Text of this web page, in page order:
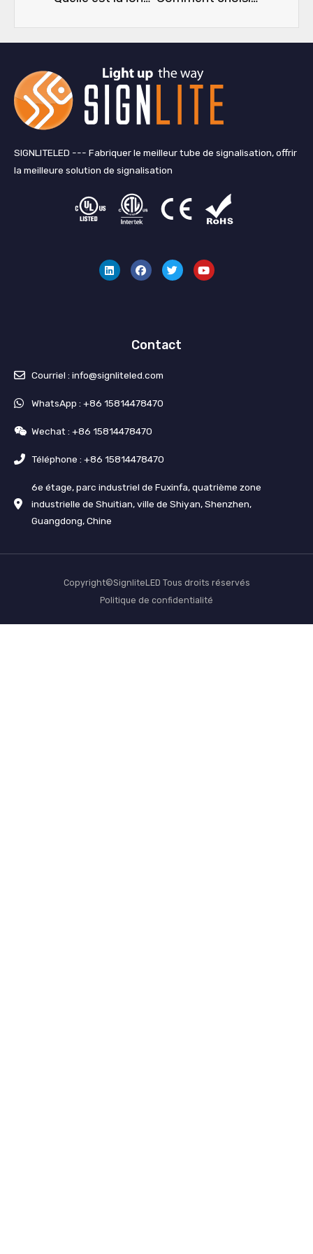
SIGNLITELED --- Fabriquer le meilleur tube de signalisation, offrir
la meilleure solution de signalisation
n
k
c
e
z
o
m
e
u
t
Contact
Courriel : info@signliteled.com
WhatsApp : +86 15814478470
Wechat : +86 15814478470
Téléphone : +86 15814478470
6e étage, parc industriel de Fuxinfa, quatrième zone
industrielle de Shuitian, ville de Shiyan, Shenzhen,
Guangdong, Chine
Copyright©SignliteLED Tous droits réservés
Politique de confidentialité